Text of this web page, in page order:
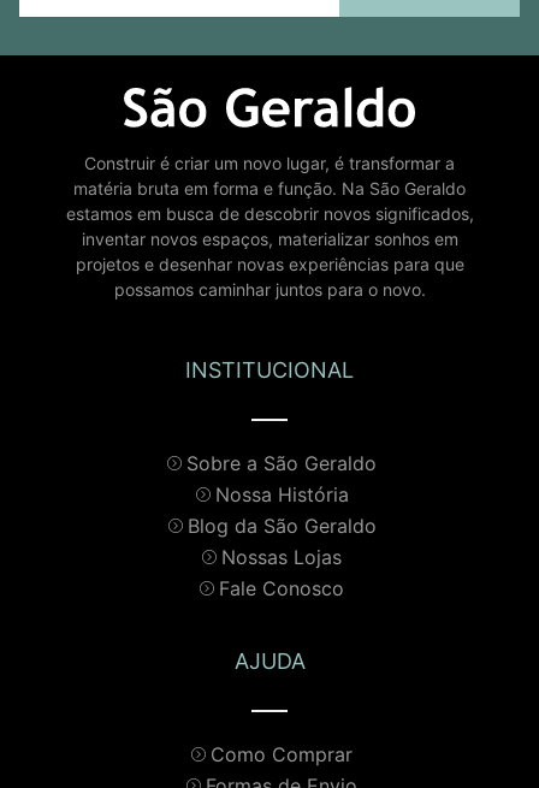
Construir é criar um novo lugar, é transformar a
matéria bruta em forma e função. Na São Geraldo
estamos em busca de descobrir novos significados,
inventar novos espaços, materializar sonhos em
projetos e desenhar novas experiências para que
possamos caminhar juntos para o novo.
INSTITUCIONAL
Sobre a São Geraldo
Nossa História
Blog da São Geraldo
Nossas Lojas
Fale Conosco
AJUDA
Como Comprar